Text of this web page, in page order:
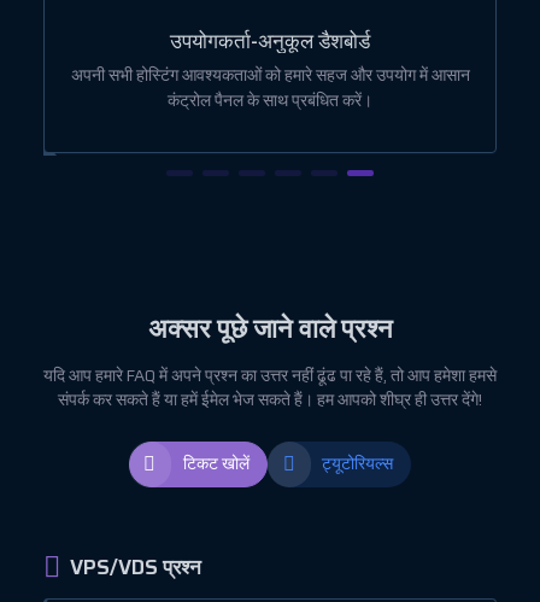
उपयोगकर्ता-अनुकूल डैशबोर्ड
अपनी सभी होस्टिंग आवश्यकताओं को हमारे सहज और उपयोग में आसान
कंट्रोल पैनल के साथ प्रबंधित करें।
अक्सर पूछे जाने वाले प्रश्न
यदि आप हमारे FAQ में अपने प्रश्न का उत्तर नहीं ढूंढ पा रहे हैं, तो आप हमेशा हमसे
संपर्क कर सकते हैं या हमें ईमेल भेज सकते हैं। हम आपको शीघ्र ही उत्तर देंगे!
टिकट खोलें ट्यूटोरियल्स
VPS/VDS प्रश्न